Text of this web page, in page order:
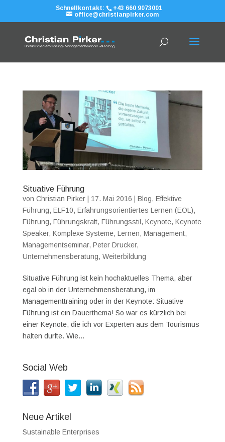
Schnellkontakt:
+43 660 9073001
office@christianpirker.com
Situative Führung
von Christian Pirker| 17. Mai 2016 Blog, Effektive
Führung, ELF10, Erfahrungsorientiertes Lernen (EOL),
Führung, Führungskraft, Führungsstil , Keynote, Keynote
Speaker, Komplexe Systeme, Lernen, Management,
Managementseminar, Peter Drucker,
Unternehmensberatung, Weiterbildung
Situative Führung ist kein hochaktuelles Thema, aber
egal ob in der Unternehmensberatung, im
Managementtraining oder in der Keynote: Situative
Führung ist ein Dauerthema! So war es kürzlich bei
einer Keynote, die ich vor Experten aus dem Tourismus
halten durfte. Wie...
Social Web
Neue Artikel
Sustainable Enterprises